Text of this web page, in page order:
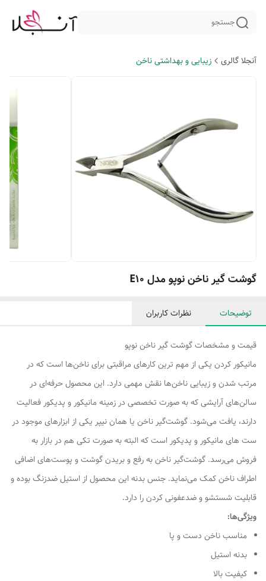
جستجو
آنجلا گالری زیبایی و بهداشتی ناخن
گوشت گیر ناخن نوپو مدل E10
توضیحات نظرات کاربران
قیمت و مشخصات گوشت گیر ناخن نوپو
مانیکور کردن یکی از مهم ترین کارهای مراقبتی برای ناخن‌ها است که در
مرتب شدن و زیبایی ناخن‌ها نقش مهمی دارد. این محصول حرفه‌ای در
سالن‌های آرایشی که به صورت تخصصی در زمینه مانیکور و پدیکور فعالیت
دارند، یافت می‌شود. گوشت‌گیر ناخن یا همان نیپر یکی از ابزارهای موجود در
ست های مانیکور و پدیکور است که البته به صورت تکی هم در بازار به
فروش می‌رسد. گوشت‌گیر ناخن به رفع و بریدن گوشت و پوست‌های اضافی
اطراف ناخن کمک می‌نماید. جنس بدنه این محصول از استیل ضدزنگ بوده و
قابلیت شستشو و ضدعفونی کردن را دارد.
ویژگی‌ها:
مناسب ناخن دست و پا
بدنه استیل
کیفیت بالا